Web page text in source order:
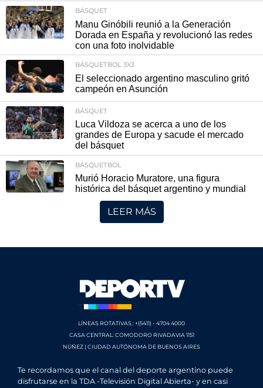
BÁSQUET
Manu Ginóbili reunió a la Generación
Dorada en España y revolucionó las redes
con una foto inolvidable
BÁSQUETBOL 3X3
El seleccionado argentino masculino gritó
campeón en Asunción
BÁSQUET
Luca Vildoza se acerca a uno de los
grandes de Europa y sacude el mercado
del básquet
BÁSQUETBOL
Murió Horacio Muratore, una figura
histórica del básquet argentino y mundial
LEER MÁS
LÍNEAS ROTATIVAS.: +(5411) - 4704 4000
CASA CENTRAL: COMODORO RIVADAVIA 1151
NÚÑEZ | CIUDAD AUTÓNOMA DE BUENOS AIRES
Te recordamos que el canal del deporte argentino puede
disfrutarse en la TDA -Televisión Digital Abierta- y en casi